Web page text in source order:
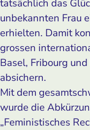
tatsächlich das
unbekannten Frau
erhielten. Damit
grossen
Basel, Fribourg
absichern.
Mit dem
wurde die
„Feministisches